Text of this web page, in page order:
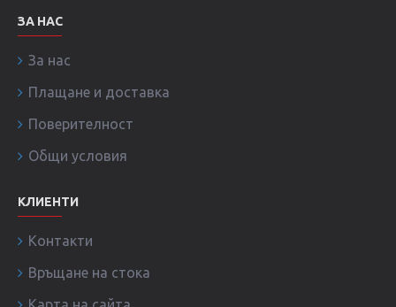
ЗА НАС
За нас
Плащане и доставка
Поверителност
Общи условия
КЛИЕНТИ
Контакти
Връщане на стока